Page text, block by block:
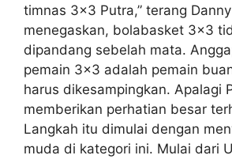
timnas 3×3 Putra,” terang
menegaskan, bolabasket 3×3
dipandang sebelah mata.
pemain 3×3 adalah pemain
harus dikesampingkan. Apalagi
memberikan perhatian besar
Langkah itu dimulai dengan
muda di kategori ini. Mulai dari